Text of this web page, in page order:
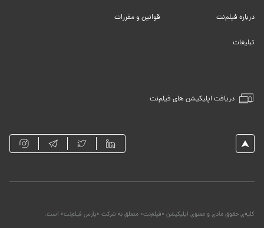
دریافت اپلیکیشن های فیلم‌نت
درباره فیلم‌نت قوانین و مقررات
تبلیغات
کلیه‌ی حقوق مادی و معنوی اپلیکیشن «فیلم‌نت» متعلق به شرکت «پارس فیلم‌نت» است.